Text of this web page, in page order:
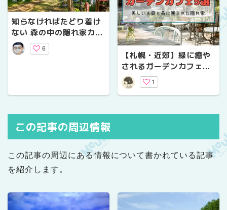
知らなければたどり着け
ない 森の中の隠れ家カフ
ェ2選【鷹栖町・和寒
町】
6
【札幌・近郊】緑に癒や
されるガーデンカフェ5
選！美しいお庭と森に囲
まれた隠れ家
1
この記事の周辺情報
この記事の周辺にある情報について書かれている記事
を紹介します。